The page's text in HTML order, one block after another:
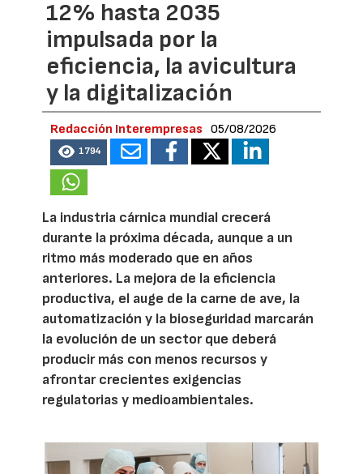
12% hasta 2035
impulsada por la
eficiencia, la avicultura
y la digitalización
Redacción Interempresas 05/08/2026
1794
La industria cárnica mundial crecerá
durante la próxima década, aunque a un
ritmo más moderado que en años
anteriores. La mejora de la eficiencia
productiva, el auge de la carne de ave, la
automatización y la bioseguridad marcarán
la evolución de un sector que deberá
producir más con menos recursos y
afrontar crecientes exigencias
regulatorias y medioambientales.